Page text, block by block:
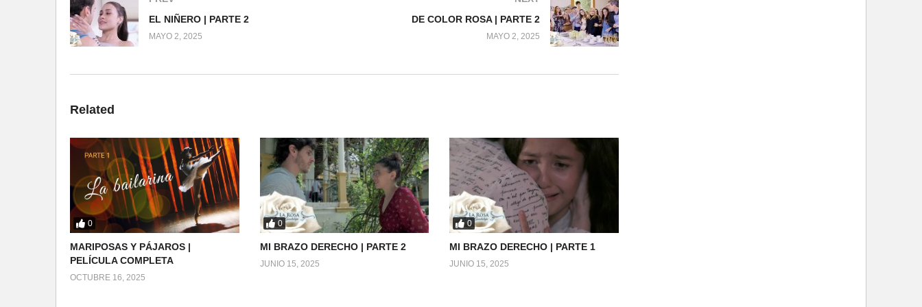
EL NIÑERO | PARTE 2
MAYO 2, 2025
DE COLOR ROSA | PARTE 2
MAYO 2, 2025
Related
0
MARIPOSAS Y PÁJAROS |
PELÍCULA COMPLETA
OCTUBRE 16, 2025
0
MI BRAZO DERECHO | PARTE 2
JUNIO 15, 2025
0
MI BRAZO DERECHO | PARTE 1
JUNIO 15, 2025